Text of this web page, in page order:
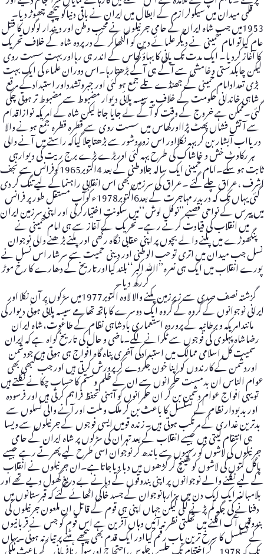
قلمی میدان میں سیکولرازم کے ابطال میں ایران نے باقی دنیاکو پیچھے چھوڑ دیا۔
1953میں جب شاہ ایران کے حامی جرنیلوں نے محب وطن اور دیندار لوگوں کا قتل
عام کیاتو امام خمینی نے دیگر علمائے دین کو اکٹھاکر کے درپردہ شاہ کے خلاف تحریک
کا آغاز کردیا۔ ایک مدت تک پانی کا بہاؤ گھاس کے اندر ہی رہااور بہت سست روی
لیکن چابکدستی وخامشی سے آگے ہی آگے بڑھتارہا۔اس دوران علماء کی ایک بہت
بڑی تعدادامام خمینی کے جھنڈے تلے جمع ہو گئی اور جبروتشدداور استبدادکے مرقع
شاہی خاندانی حکومت کے خلاف یہ سیسہ پلائی دیوار مضبوط سے مضبوط تر ہوتی چلی
گئی۔ممکن ہے خروج کے وقت کو آگے لے جایا جاتا لیکن شاہ کے امریکہ نوازاقدام
سے آتش فشاں پھٹ پڑااورگھاس میں سست روی سے قطرہ قطرہ جمع ہونے والا
دریااب آبشار بن کر بہہ نکلااور اس زوروشور سے بڑھتاچلا گیاکہ راستے میں آنے والی
ہر رکاوٹ خش و خاشاک کی طرح بہہ گئی اوربڑے بڑے برج ریت کی دیوارہی
ثابت ہو سکے۔امام خمینی ایک سالہ جلاوطنی کے بعد 4اکتوبر1965کوفرانس سے نجف
اشرف ،عراق چلے گئے ۔عراق کی سرزمین بھی اس انقلابی راہنماکے لیے تنگ کر دی
گئی یہاں تک کہ دربدر مہاجرت کے بعد6اکتوبر1978ء کوآپ مستقل طورپر فرانس
میں پیرس کے نواحی قصبے ’’نوفل لوش‘‘میں سکونت اختیارکرلی اور اپنی سرزمین ایران
میں انقلاب کی قیادت کرتے رہے۔تحریک کے آغاز سے ہی امام خمینی نے
پنگھوڑے میں پلنے والے بچوں پر اپنی عقابی نگاہ رکھی اور پلنے بڑھنے والی نوجوان
نسل جب میدان میں اتری تو حب الوطنی اور دینی حمیت سے سرشار اس نسل نے
پورے انقلاب میں ایک ہی نعرہ’’اﷲ اکبر‘‘بلند کیااورتاریخ کے دھارے کا رخ موڑ
کررکھ دیا۔
گزشتہ نصف صدی سے زیرزمین پکنے والا لاوہ اکتوبر1977میں سڑکوں پر آن نکلا اور
ایرانی نوجوانوں کے گروہ کے گروہ ایک دوسرے کا ہاتھ تھامے سیسہ پلائی ہوئی دیوار کی
مانندامریکہ و برطانیہ کے پروردہ استعماری بادشاہی نظام کے طاغوت،شاہ ایران
رضاشاہ پہلوی کی فوجوں سے ٹکرانے لگے۔ماضی و حال کی تاریخ گواہ ہے کہ ایران
سمیت کل اسلامی ممالک میں استبدادکی آخری پناہ گاہ افواج ہی ہوتی ہیں جودشمن
اوردشمن کے کارندوں کو اپنا خون جگردے کر پرورش کرتی ہیں اور جب کبھی بھی
عوام الناس ان بدمست حکمرانوں سے ان کے ظلم وستم کا حساب چکانے نکلتے ہیں
تو یہی افواج عوام دشمن بن کر ان حکمرانوں کو آہنی تحفظ فراہم کرتی ہیں اور فرسودہ
اور بدبودار نظام کے تسلسل کا باعث بن کر ملک و ملت اور آنے والی نسلوں سے
بدترین غداری کے مرتکب ہوتی ہیں۔زندہ قومیں ایسی فوجوں کے جرنیلوں سے ویسا
ہی انتقام لیتی ہیں جیسے انقلاب کے بعد تہران کی سڑکوں پر شاہ ایران کے حامی
جرنیلوں کی لاشوں کو رسیوں سے باندھ کر نوجوان اسی طرح لیے پھرتے رہے جیسے
پاگل کتوں کی لاشوں کو کھینچ کر گڑھوں میں دبا دیاجاتاہے۔ان جرنیلوں نے انقلاب
کے لیے نکلنے والے نوجوانوں پر اپنی بندوقوں کے دہانے بے دریغ کھول دیے تھے اور
بلامبالغہ ایک ایک دن میں ہزارہانوجوان کے جسد خاکی اٹھائے گئے کہ قبرستانوں میں
دفنانے کی جگہ کم پڑنے لگی لیکن جہاں اپنی ہی قوم کے قاتل ان ملعون جرنیلوں کی
بندوقیں آگ اگلنے میں تھکتی نظر نہ آئیں وہاں آفرین ہے اس قوم کو جس نے قربانیوں
کے تسلسل کا سرخ ترین باب رقم کیااور ایک قدم بھی پیچھے ہٹنے پر تیارنہ ہوئی۔یہاں
تک کہ 1978کے اختتام تک جلسے ،جلوس،احتجاج اورسول نافرمانی کے باعث ملکی